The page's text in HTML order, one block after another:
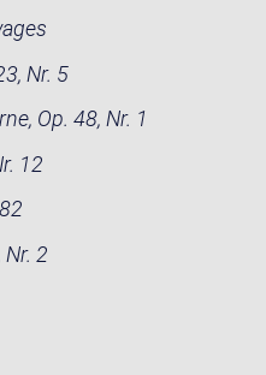
Nr. 5
Op. 48, Nr. 1
12
2